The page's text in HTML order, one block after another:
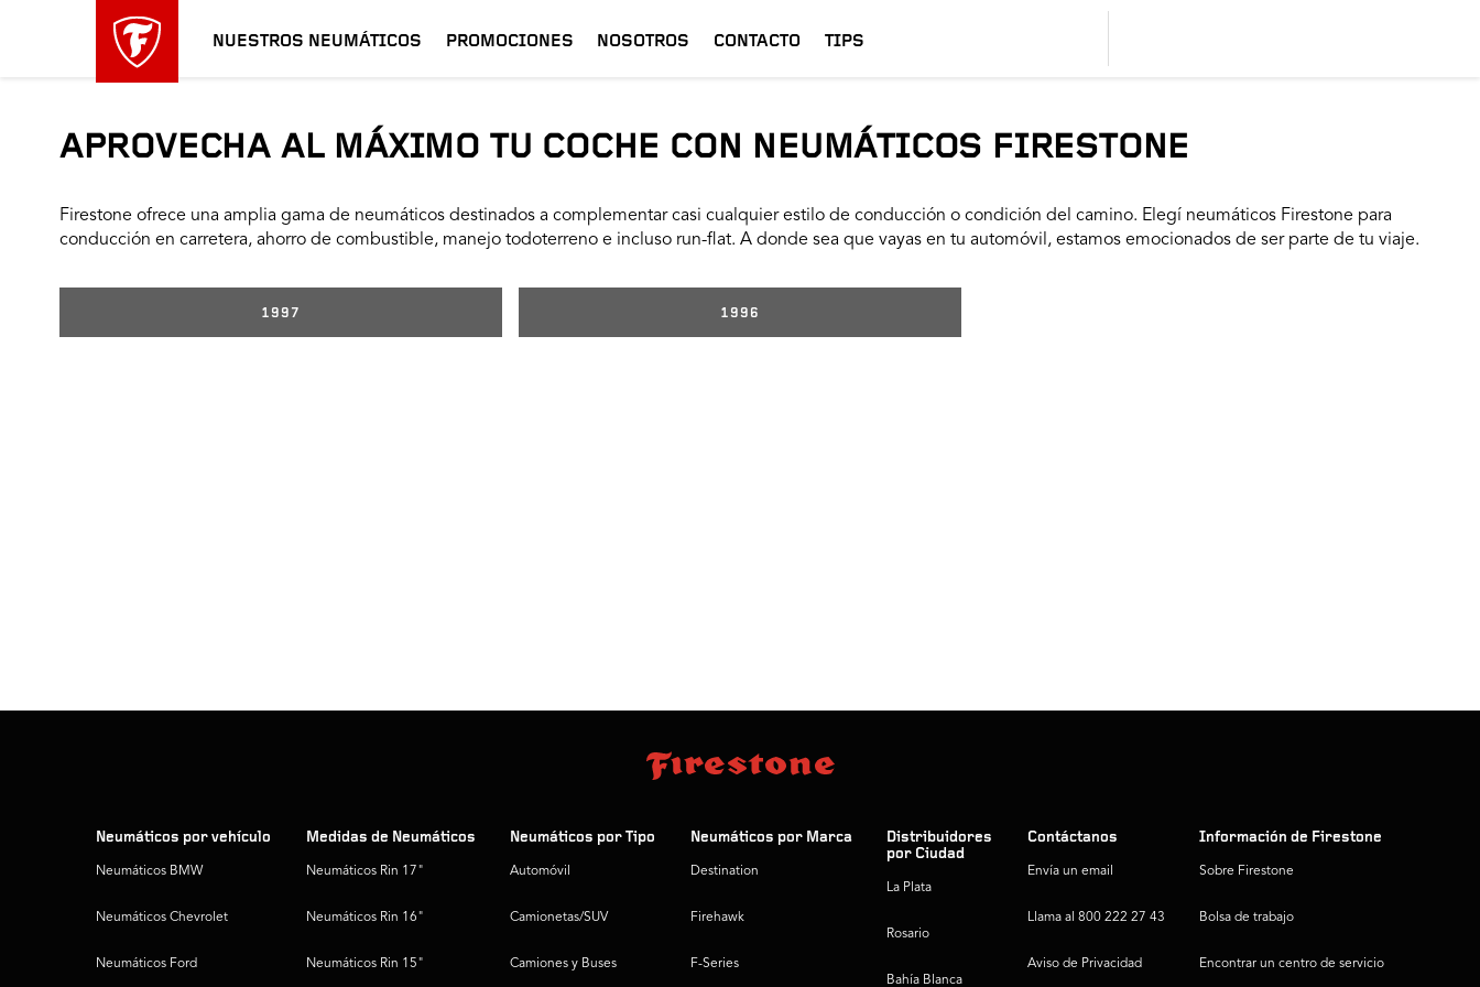
NUESTROS NEUMÁTICOS PROMOCIONES NOSOTROS CONTACTO TIPS
APROVECHA AL MÁXIMO TU COCHE CON NEUMÁTICOS FIRESTONE
Firestone ofrece una amplia gama de neumáticos destinados a complementar casi cualquier estilo de conducción o condición del camino. Elegí neumáticos Firestone para
conducción en carretera, ahorro de combustible, manejo todoterreno e incluso run-flat. A donde sea que vayas en tu automóvil, estamos emocionados de ser parte de tu viaje.
1997 1996
Neumáticos por vehículo
Neumáticos BMW
Neumáticos Chevrolet
Neumáticos Ford
Medidas de Neumáticos
Neumáticos Rin 17"
Neumáticos Rin 16"
Neumáticos Rin 15"
Neumáticos por Tipo
Automóvil
Camionetas/SUV
Camiones y Buses
Neumáticos por Marca
Destination
Firehawk
F-Series
Distribuidores
por Ciudad
La Plata
Rosario
Bahía Blanca
Contáctanos
Envía un email
Llama al 800 222 27 43
Aviso de Privacidad
Información de Firestone
Sobre Firestone
Bolsa de trabajo
Encontrar un centro de servicio